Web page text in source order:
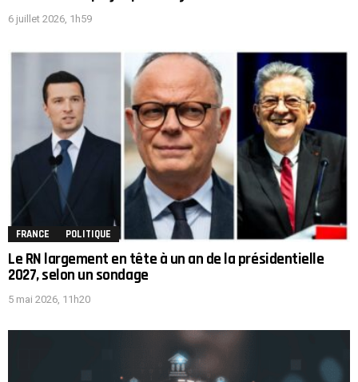
6 juillet 2026, 1h59
FRANCE POLITIQUE
Le RN largement en tête à un an de la présidentielle
2027, selon un sondage
5 mai 2026, 11h20